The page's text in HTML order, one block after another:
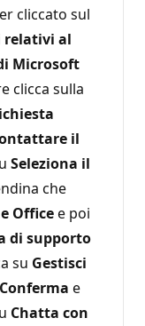
cliccato sul
relativi al
Microsoft
clicca sulla
il
Seleziona il
che
Officee poi
di supporto
su Gestisci
Conferma e
Chatta con